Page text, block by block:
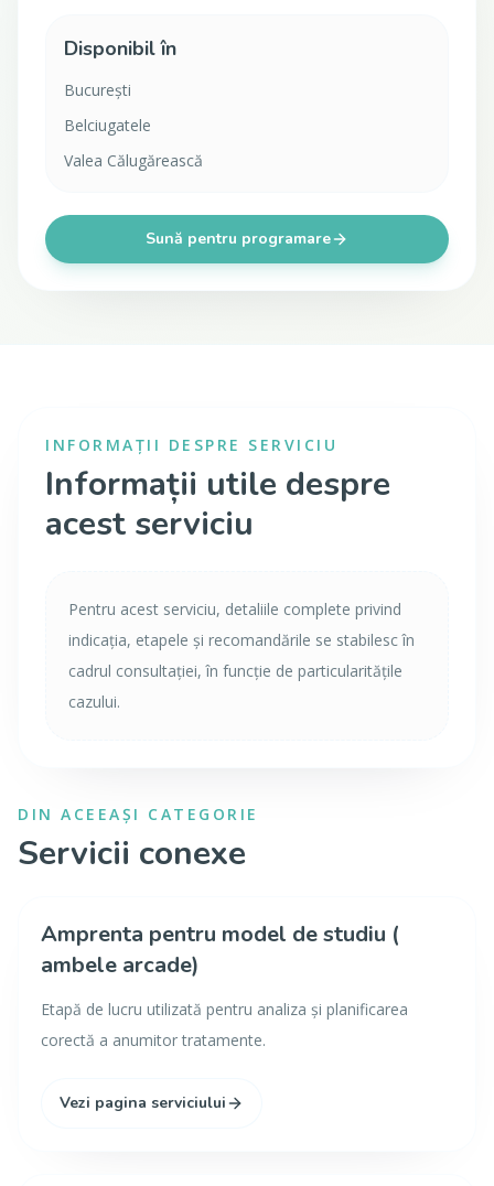
Disponibil în
București
Belciugatele
Valea Călugărească
Sună pentru programare
INFORMAȚII DESPRE SERVICIU
Informații utile despre
acest serviciu
Pentru acest serviciu, detaliile complete privind
indicația, etapele și recomandările se stabilesc în
cadrul consultației, în funcție de particularitățile
cazului.
DIN ACEEAȘI CATEGORIE
Servicii conexe
Amprenta pentru model de studiu (
ambele arcade)
Etapă de lucru utilizată pentru analiza și planificarea
corectă a anumitor tratamente.
Vezi pagina serviciului